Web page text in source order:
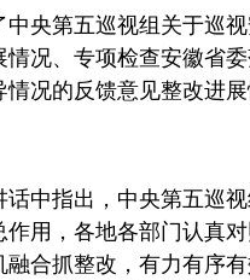
中央第五巡视组关于巡
况、专项检查安徽省
况的反馈意见整改进
话中指出，中央第五巡
用，各地各部门认真
合抓整改，有力有序